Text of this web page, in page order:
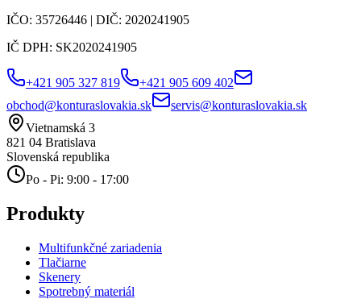
IČO: 35726446 | DIČ: 2020241905
IČ DPH: SK2020241905
+421 905 327 819
+421 905 609 402
obchod@konturaslovakia.sk
servis@konturaslovakia.sk
Vietnamská 3
821 04 Bratislava
Slovenská republika
Po - Pi: 9:00 - 17:00
Produkty
Multifunkčné zariadenia
Tlačiarne
Skenery
Spotrebný materiál